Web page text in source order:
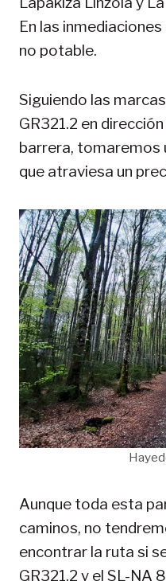
En las
no potable.
Siguiendo las
GR321.2 en
barrera, tomaremos
que atraviesa un
Aunque toda esta
caminos, no
encontrar la ruta si
GR321.2 y el SL-NA